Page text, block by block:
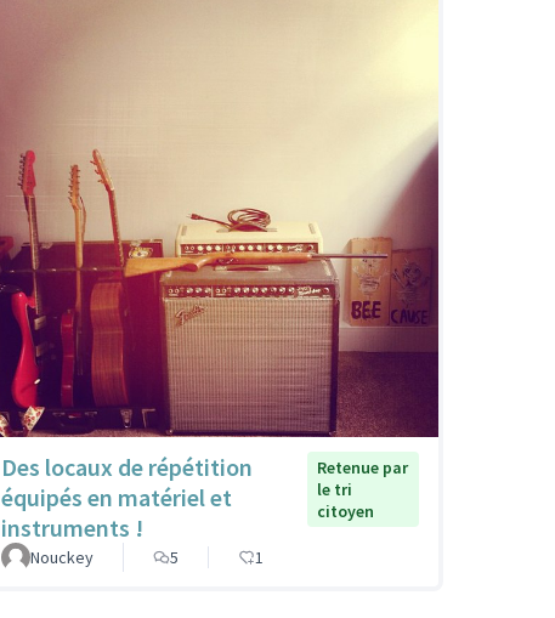
Des locaux de répétition
équipés en matériel et
instruments !
Retenue par
le tri
citoyen
Nouckey 5 1